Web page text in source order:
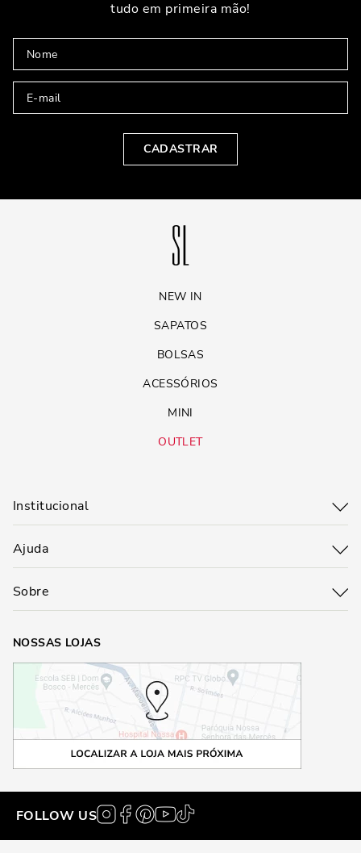
tudo em primeira mão!
CADASTRAR
NEW IN
SAPATOS
BOLSAS
ACESSÓRIOS
MINI
OUTLET
Institucional
Ajuda
Sobre
NOSSAS LOJAS
FOLLOW US